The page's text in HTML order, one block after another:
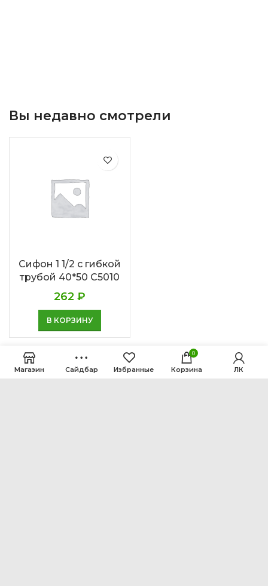
Вы недавно смотрели
Сифон 1 1/2 с гибкой
трубой 40*50 C5010
262 ₽
В КОРЗИНУ
Магазин Сайдбар Избранные
0
Корзина ЛК